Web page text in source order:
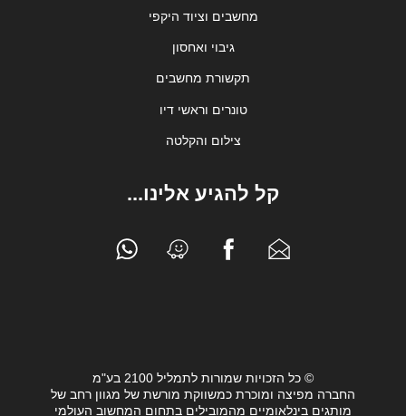
מחשבים וציוד היקפי
גיבוי ואחסון
תקשורת מחשבים
טונרים וראשי דיו
צילום והקלטה
קל להגיע אלינו...
© כל הזכויות שמורות לתמליל 2100 בע"מ
החברה מפיצה ומוכרת כמשווקת מורשת של מגוון רחב של
מותגים בינלאומיים מהמובילים בתחום המחשוב העולמי